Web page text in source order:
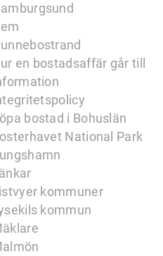
en bostadsaffär går till
bostad i Bohuslän
National Park
kommuner
kommun